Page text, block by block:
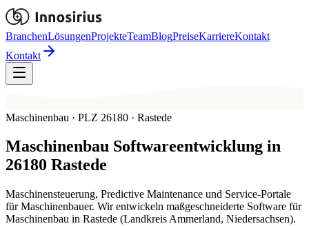
BranchenLösungenProjekteTeamBlogPreiseKarriereKontakt
Kontakt
Maschinenbau · PLZ 26180 · Rastede
Maschinenbau Softwareentwicklung in
26180 Rastede
Maschinensteuerung, Predictive Maintenance und Service-Portale
für Maschinenbauer. Wir entwickeln maßgeschneiderte Software für
Maschinenbau in Rastede (Landkreis Ammerland, Niedersachsen).